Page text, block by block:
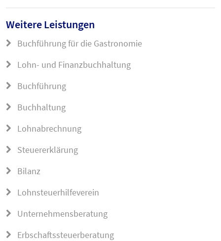
Weitere Leistungen
Buchführung für die Gastronomie
Lohn- und Finanzbuchhaltung
Buchführung
Buchhaltung
Lohnabrechnung
Steuererklärung
Bilanz
Lohnsteuerhilfeverein
Unternehmensberatung
Erbschaftssteuerberatung